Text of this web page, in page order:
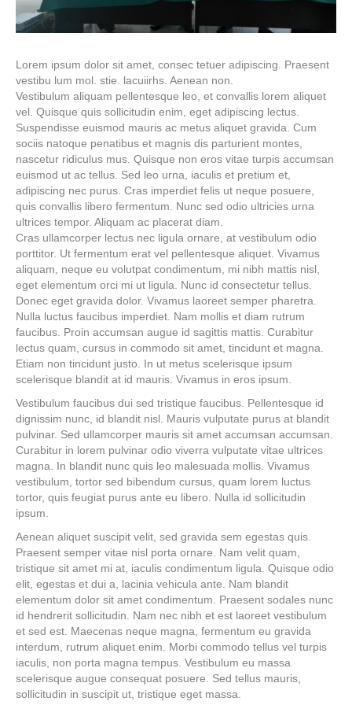
Lorem ipsum dolor sit amet, consec tetuer adipiscing. Praesent
vestibu lum mol. stie. lacuiirhs. Aenean non.
Vestibulum aliquam pellentesque leo, et convallis lorem aliquet
vel. Quisque quis sollicitudin enim, eget adipiscing lectus.
Suspendisse euismod mauris ac metus aliquet gravida. Cum
sociis natoque penatibus et magnis dis parturient montes,
nascetur ridiculus mus. Quisque non eros vitae turpis accumsan
euismod ut ac tellus. Sed leo urna, iaculis et pretium et,
adipiscing nec purus. Cras imperdiet felis ut neque posuere,
quis convallis libero fermentum. Nunc sed odio ultricies urna
ultrices tempor. Aliquam ac placerat diam.
Cras ullamcorper lectus nec ligula ornare, at vestibulum odio
porttitor. Ut fermentum erat vel pellentesque aliquet. Vivamus
aliquam, neque eu volutpat condimentum, mi nibh mattis nisl,
eget elementum orci mi ut ligula. Nunc id consectetur tellus.
Donec eget gravida dolor. Vivamus laoreet semper pharetra.
Nulla luctus faucibus imperdiet. Nam mollis et diam rutrum
faucibus. Proin accumsan augue id sagittis mattis. Curabitur
lectus quam, cursus in commodo sit amet, tincidunt et magna.
Etiam non tincidunt justo. In ut metus scelerisque ipsum
scelerisque blandit at id mauris. Vivamus in eros ipsum.
Vestibulum faucibus dui sed tristique faucibus. Pellentesque id
dignissim nunc, id blandit nisl. Mauris vulputate purus at blandit
pulvinar. Sed ullamcorper mauris sit amet accumsan accumsan.
Curabitur in lorem pulvinar odio viverra vulputate vitae ultrices
magna. In blandit nunc quis leo malesuada mollis. Vivamus
vestibulum, tortor sed bibendum cursus, quam lorem luctus
tortor, quis feugiat purus ante eu libero. Nulla id sollicitudin
ipsum.
Aenean aliquet suscipit velit, sed gravida sem egestas quis.
Praesent semper vitae nisl porta ornare. Nam velit quam,
tristique sit amet mi at, iaculis condimentum ligula. Quisque odio
elit, egestas et dui a, lacinia vehicula ante. Nam blandit
elementum dolor sit amet condimentum. Praesent sodales nunc
id hendrerit sollicitudin. Nam nec nibh et est laoreet vestibulum
et sed est. Maecenas neque magna, fermentum eu gravida
interdum, rutrum aliquet enim. Morbi commodo tellus vel turpis
iaculis, non porta magna tempus. Vestibulum eu massa
scelerisque augue consequat posuere. Sed tellus mauris,
sollicitudin in suscipit ut, tristique eget massa.